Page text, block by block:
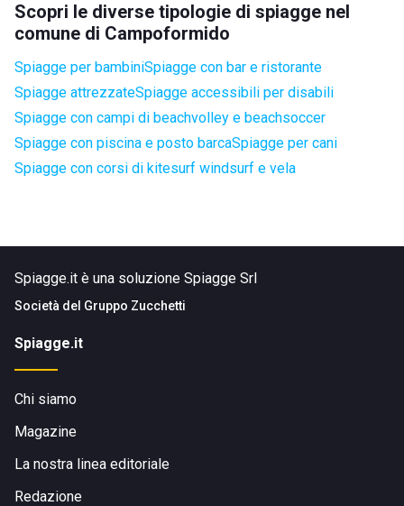
Scopri le diverse tipologie di spiagge nel
comune di Campoformido
Spiagge per bambiniSpiagge con bar e ristorante
Spiagge attrezzateSpiagge accessibili per disabili
Spiagge con campi di beachvolley e beachsoccer
Spiagge con piscina e posto barcaSpiagge per cani
Spiagge con corsi di kitesurf windsurf e vela
Spiagge.it è una soluzione Spiagge Srl
Società del Gruppo Zucchetti
Spiagge.it
Chi siamo
Magazine
La nostra linea editoriale
Redazione